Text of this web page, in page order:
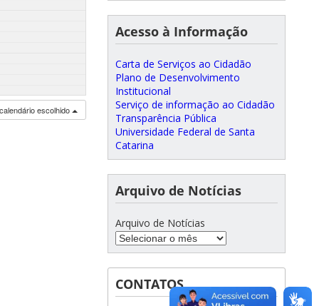
escolhido
Acesso à Informação
Carta de Serviços ao Cidadão
Plano de Desenvolvimento
Institucional
Serviço de informação ao Cidadão
Transparência Pública
Universidade Federal de Santa
Catarina
Arquivo de Notícias
Arquivo de Notícias
CONTATOS